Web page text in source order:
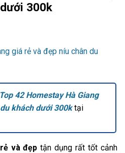
300k
Top 42 Homestay Hà Giang
khách dưới 300ktại
và đẹp tận dụng rất tốt cảnh